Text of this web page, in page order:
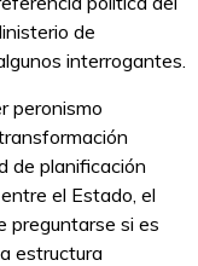
de
interrogantes.
peronismo
de planificación
el Estado, el
preguntarse si es
estructura